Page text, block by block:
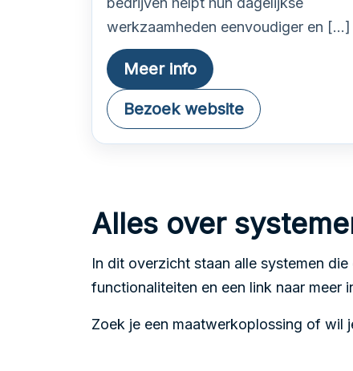
werkzaamheden eenvoudiger en […]
Meer info
Bezoek website
Alles over
In dit overzicht staan alle systemen
functionaliteiten en een link naar meer
Zoek je een maatwerkoplossing of wil